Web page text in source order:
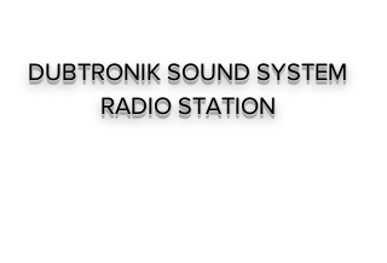
DUBTRONIK SOUND SYSTEM
RADIO STATION